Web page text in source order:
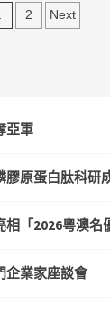
2 Next
亞軍
膠原蛋白肽科研
「2026粵澳名
企業家座談會